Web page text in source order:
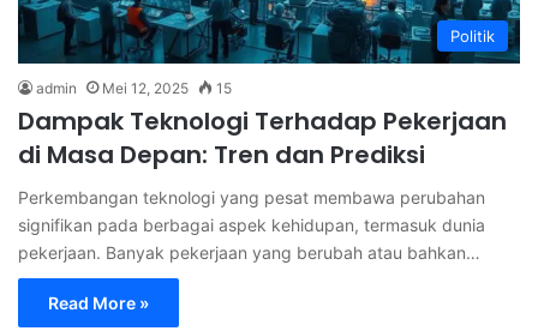
Politik
admin Mei 12, 2025 15
Dampak Teknologi Terhadap Pekerjaan
di Masa Depan: Tren dan Prediksi
Perkembangan teknologi yang pesat membawa perubahan
signifikan pada berbagai aspek kehidupan, termasuk dunia
pekerjaan. Banyak pekerjaan yang berubah atau bahkan…
Read More »